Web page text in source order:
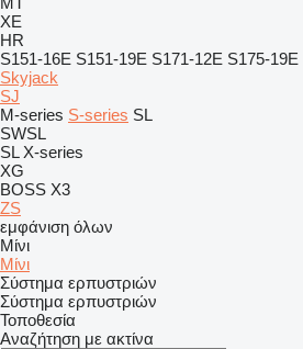
XE
HR
S151-16E S151-19E S171-12E S175-19E
Skyjack
SJ
M-series S-series SL
SWSL
SL X-series
XG
BOSS X3
ZS
εμφάνιση όλων
Μίνι
Μίνι
Σύστημα ερπυστριών
Σύστημα ερπυστριών
Τοποθεσία
Αναζήτηση με ακτίνα